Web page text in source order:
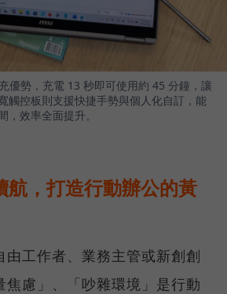
優勢，充電 13 秒即可使用約 45 分鐘，讓
觸控板則支援快捷手勢與個人化自訂，能
，效率全面提升。
航，打造行動辦公的黃
由工作者、業務主管或新創創
焦慮」、「吵雜環境」是行動